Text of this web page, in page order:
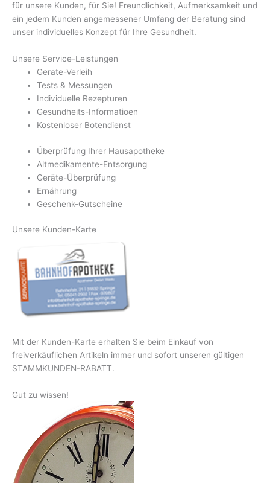
für unsere Kunden, für Sie! Freundlichkeit, Aufmerksamkeit und
ein jedem Kunden angemessener Umfang der Beratung sind
unser individuelles Konzept für Ihre Gesundheit.
Unsere Service-Leistungen
Geräte-Verleih
Tests & Messungen
Individuelle Rezepturen
Gesundheits-Informatioen
Kostenloser Botendienst
Überprüfung Ihrer Hausapotheke
Altmedikamente-Entsorgung
Geräte-Überprüfung
Ernährung
Geschenk-Gutscheine
Unsere Kunden-Karte
Mit der Kunden-Karte erhalten Sie beim Einkauf von
freiverkäuflichen Artikeln immer und sofort unseren gültigen
STAMMKUNDEN-RABATT.
Gut zu wissen!